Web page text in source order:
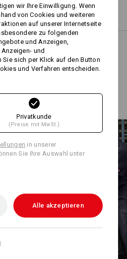
Selbst gestalten
wir Ihre Einwilligung. Wenn
von Cookies und weiteren
auf unserer Internetseite
zu folgenden
und Anzeigen,
und
sich per Klick auf den Button
und Verfahren entscheiden.
Privatkunde
(Preise mit MwSt.)
in unserer
Sie Ihre Auswahl unter
Alle akzeptieren